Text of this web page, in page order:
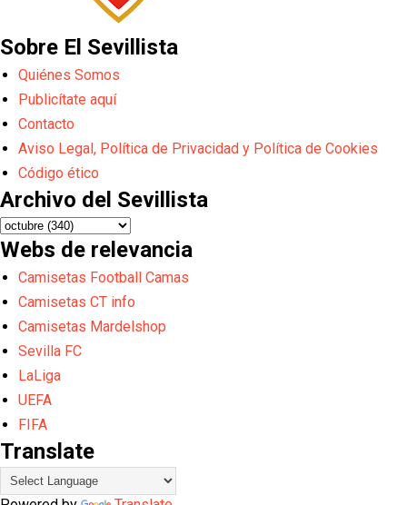
Sobre El Sevillista
Quiénes Somos
Publicítate aquí
Contacto
Aviso Legal, Política de Privacidad y Política de Cookies
Código ético
Archivo del Sevillista
Webs de relevancia
Camisetas Football Camas
Camisetas CT info
Camisetas Mardelshop
Sevilla FC
LaLiga
UEFA
FIFA
Translate